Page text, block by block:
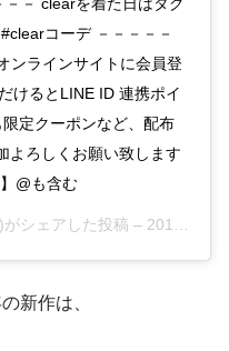
コーデ －－－－－
ンラインサイトに会員登
けるとLINE ID 連携ポイ
定クーポンなど、配布
よろしくお願い致します
@も含む
シェアした投稿 – 2019年 8月月13日午前6時06分PDT
新作は、